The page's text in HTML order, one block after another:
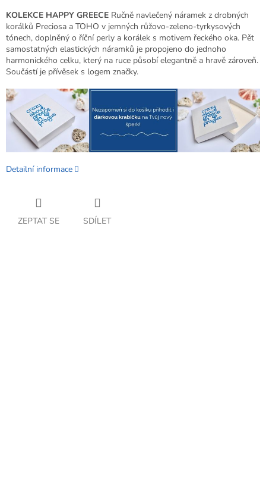
KOLEKCE HAPPY GREECE Ručně navlečený náramek z drobných
korálků Preciosa a TOHO v jemných růžovo-zeleno-tyrkysových
tónech, doplněný o říční perly a korálek s motivem řeckého oka. Pět
samostatných elastických náramků je propojeno do jednoho
harmonického celku, který na ruce působí elegantně a hravě zároveň.
Součástí je přívěsek s logem značky.
Detailní informace
ZEPTAT SE SDÍLET